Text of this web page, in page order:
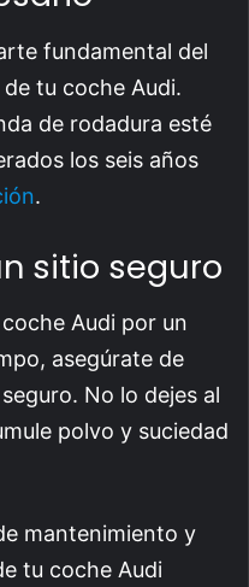
fundamental del
tu coche Audi.
de rodadura esté
los seis años
.
sitio seguro
Audi por un
asegúrate de
No lo dejes al
polvo y suciedad
mantenimiento y
tu coche Audi